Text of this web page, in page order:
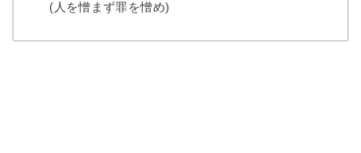
(人を憎まず罪を憎め)